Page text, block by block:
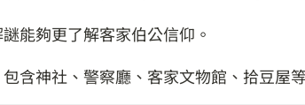
能夠更了解客家伯公信仰。
含神社、警察廳、客家文物館、拾豆屋